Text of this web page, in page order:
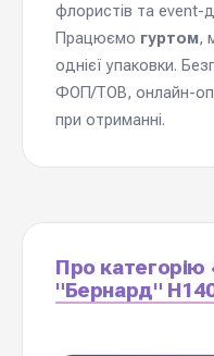
флористів та event-
Працюємо гуртом,
однієї упаковки.
ФОП/ТОВ, онлайн-
при отриманні.
Про
"Бернард"